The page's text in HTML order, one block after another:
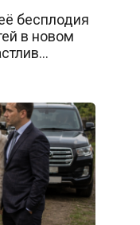
бесплодия
в новом